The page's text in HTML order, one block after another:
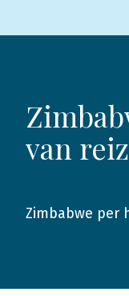
van
2014
Zimbabwe per